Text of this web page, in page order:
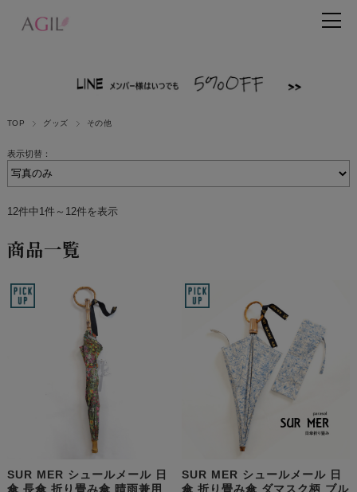
TOP グッズ その他
表示切替：
12件中1件～12件を表示
商品一覧
SUR MER シュールメール 日
傘 長傘 折り畳み傘 晴雨兼用
SUR MER シュールメール 日
傘 折り畳み傘 ダマスク柄 ブル